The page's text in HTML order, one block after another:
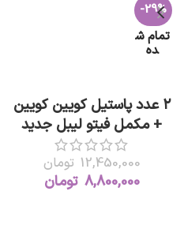
-29%
تمام ش
ده
۲ عدد پاستیل کویین کویین
+ مکمل فیتو لیبل جدید
12,450,000 تومان
8,800,000 تومان